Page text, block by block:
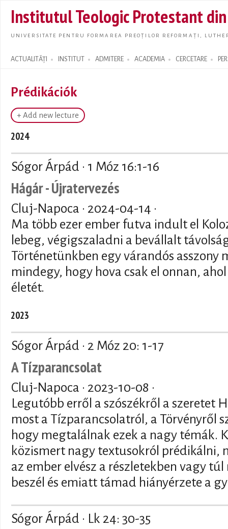
main
Institutul Teologic Protestant
UNIVERSITATE PENTRU FORMAREA PREOȚILOR REFORMAȚI,
ACTUALITĂȚI INSTITUT ADMITERE ACADEMIA CERCETARE
Search form
Prédikációk
+ Add new lecture
2024
Sógor Árpád · 1 Móz 16:1-16
Hágár - Újratervezés
Cluj-Napoca · 2024-04-14 ·
Ma több ezer ember futva indult el
lebeg, végigszaladni a bevállalt
Történetünkben egy várandós asszony
mindegy, hogy hova csak el onnan,
életét.
2023
Sógor Árpád · 2 Móz 20: 1-17
A Tízparancsolat
Cluj-Napoca · 2023-10-08 ·
Legutóbb erről a szószékről a szeretet
most a Tízparancsolatról, a Törvényről
hogy megtalálnak ezek a nagy témák.
közismert nagy textusokról prédikálni,
az ember elvész a részletekben vagy
beszél és emiatt támad hiányérzete a
Sógor Árpád · Lk 24: 30-35